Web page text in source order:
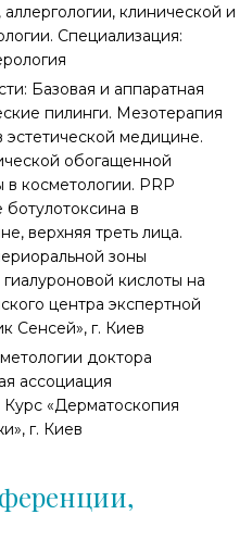
клинической и
Специализация:
Базовая и аппаратная
пилинги. Мезотерапия
эстетической медицине.
обогащенной
косметологии. PRP
в
верхняя треть лица.
зоны
кислоты на
центра экспертной
Сенсей», г. Киев
доктора
ассоциация
«Дерматоскопия
г. Киев